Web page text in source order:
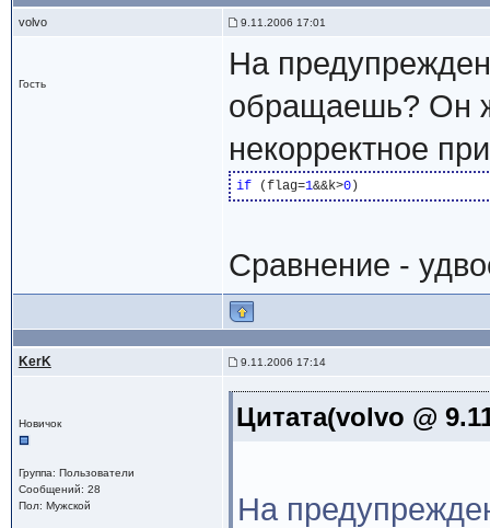
volvo 9.11.2006 17:01
Гость
На
обращаешь? Он
некорректное
if (flag=1&&k>0
Сравнение -
KerK 9.11.2006 17:14
Новичок
Группа: Пользователи
Сообщений: 28
Пол: Мужской
Цитата(volvo @
На